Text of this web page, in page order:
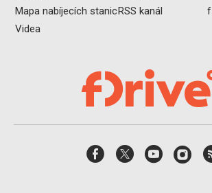
Mapa nabíjecích stanic
Videa
RSS kanál